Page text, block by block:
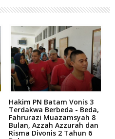
Hakim PN Batam Vonis 3
Terdakwa Berbeda - Beda,
Fahrurazi Muazamsyah 8
Bulan, Azzah Azzurah dan
Risma Divonis 2 Tahun 6